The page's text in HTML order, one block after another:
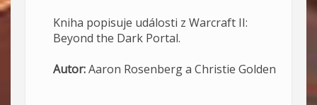
Kniha popisuje události z Warcraft II:
Beyond the Dark Portal.
Autor:Aaron Rosenberg a Christie Golden